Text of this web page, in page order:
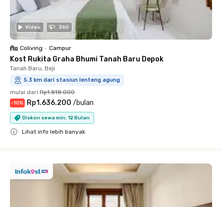
Video 360
Coliving • Campur
Kost Rukita Graha Bhumi Tanah Baru Depok
Tanah Baru, Beji
5.3 km dari stasiun lenteng agung
mulai dari Rp1.818.000
-10% Rp1.636.200 /bulan
Diskon sewa min. 12 Bulan
Lihat info lebih banyak